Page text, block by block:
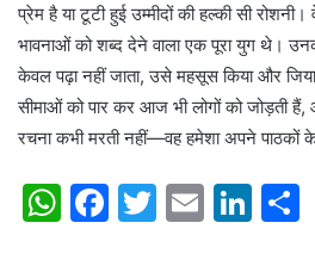
प्रेम है या टूटी हुई उम्मीदों की हल्की सी
भावनाओं को शब्द देने वाला एक पूरा युग थे।
केवल पढ़ा नहीं जाता, उसे महसूस किया और
सीमाओं को पार कर आज भी लोगों को जोड़ती हैं,
रचना कभी मरती नहीं—वह हमेशा अपने पाठकों के
W F
T
E
Li